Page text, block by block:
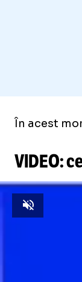
În acest
VIDEO:
Unmute